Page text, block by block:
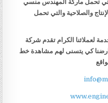
تحمل ماركة المهندس منسي
والصلاحية والتي تحمل
لعملائنا الكرام تقدم شركة
كي يتسنى لهم مشاهدة خط